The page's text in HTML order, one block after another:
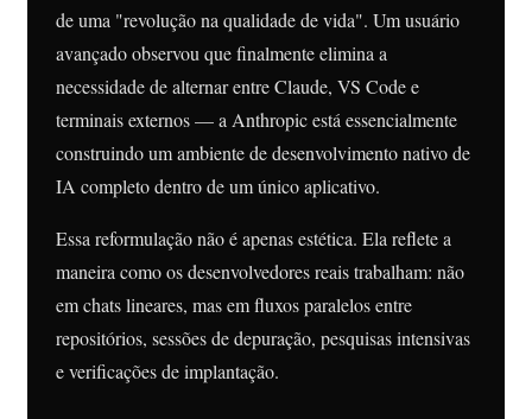
de uma "revolução na qualidade de vida". Um usuário
avançado observou que finalmente elimina a
necessidade de alternar entre Claude, VS Code e
terminais externos — a Anthropic está essencialmente
construindo um ambiente de desenvolvimento nativo de
IA completo dentro de um único aplicativo.
Essa reformulação não é apenas estética. Ela reflete a
maneira como os desenvolvedores reais trabalham: não
em chats lineares, mas em fluxos paralelos entre
repositórios, sessões de depuração, pesquisas intensivas
e verificações de implantação.